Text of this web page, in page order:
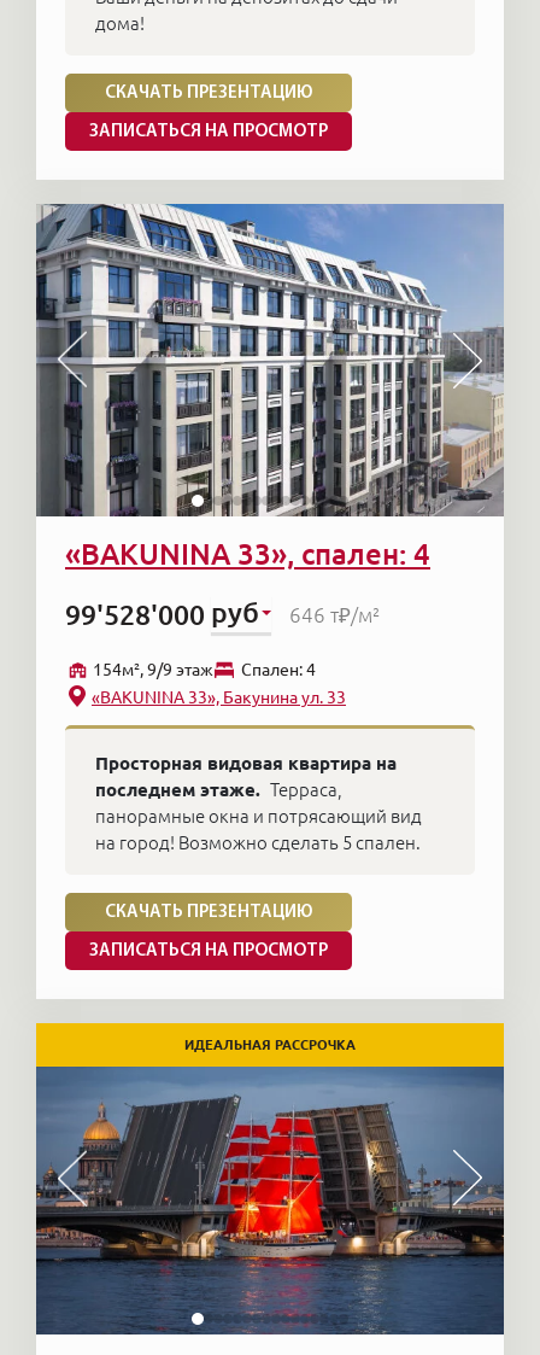
дома!
СКАЧАТЬ ПРЕЗЕНТАЦИЮ
ЗАПИСАТЬСЯ НА ПРОСМОТР
«BAKUNINA 33», спален: 4
99'528'000 руб 646 т₽/м²
154м², 9/9 этаж
Cпален: 4
«BAKUNINA 33», Бакунина ул. 33
Просторная видовая квартира на
последнем этаже. Терраса,
панорамные окна и потрясающий вид
на город! Возможно сделать 5 спален.
СКАЧАТЬ ПРЕЗЕНТАЦИЮ
ЗАПИСАТЬСЯ НА ПРОСМОТР
ИДЕАЛЬНАЯ РАССРОЧКА